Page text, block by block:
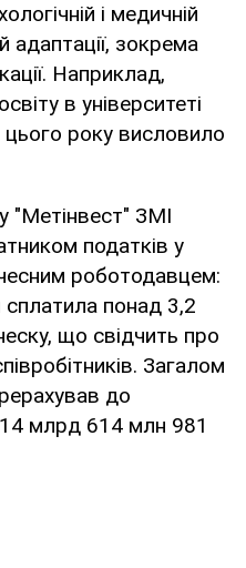
і медичній
адаптації, зокрема
Наприклад,
в університеті
цього року висловило
"Метінвест" ЗМІ
податків у
чесним роботодавцем:
сплатила понад 3,2
що свідчить про
Загалом
до
млрд 614 млн 981